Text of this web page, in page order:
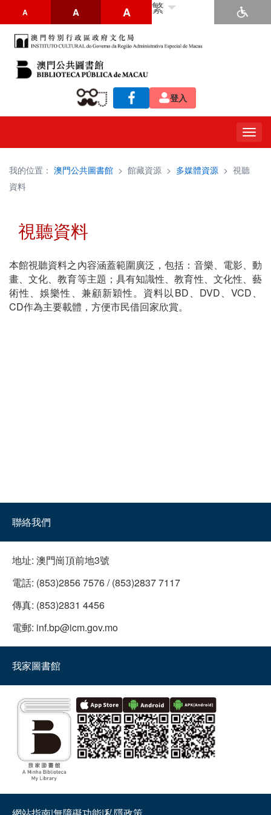
A A A 繁
登入
我的位置： 澳門公共圖書館 > 館藏資源 > 多媒體資源 > 視聽
資料
視聽資料
本館視聽資料之內容涵蓋範圍廣泛，包括：音樂、電影、動
畫、文化、教育等主題；具有知識性、教育性、文化性、藝
術性、娛樂性、兼顧新穎性。資料以BD、DVD、VCD、
CD作為主要載體，方便市民借回家欣賞。
聯絡我們
地址: 澳門崗頂前地3號
電話: (853)2856 7576 / (853)2837 7117
傳真: (853)2831 4456
電郵: inf.bp@icm.gov.mo
我家圖書館